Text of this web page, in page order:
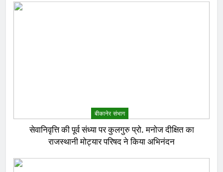
बीकानेर संभाग
सेवानिवृत्ति की पूर्व संध्या पर कुलगुरु प्रो. मनोज दीक्षित का
राजस्थानी मोट्यार परिषद ने किया अभिनंदन